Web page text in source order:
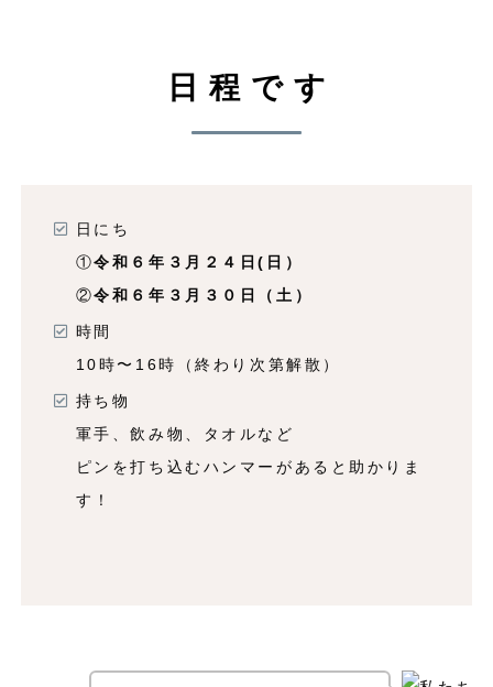
日程です
日にち
①令和６年３月２４日(日）
②令和６年３月３０日（土）
時間
10時〜16時（終わり次第解散）
持ち物
軍手、飲み物、タオルなど
ピンを打ち込むハンマーがあると助かりま
す！